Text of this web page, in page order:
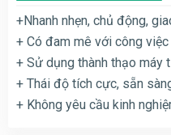
+Nhanh nhẹn, chủ động,
+ Có đam mê với công
+ Sử dụng thành thạo máy
+ Thái độ tích cực, sẵn
+ Không yêu cầu kinh